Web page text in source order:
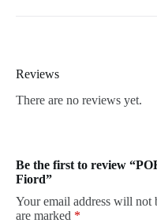
Reviews
There are no reviews yet.
Be the first to review
Fiord”
Your email address will not
are marked *